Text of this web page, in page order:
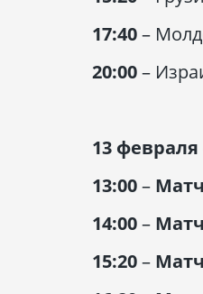
17:40–
20:00–
13 февраля
13:00–
14:00–
15:20–